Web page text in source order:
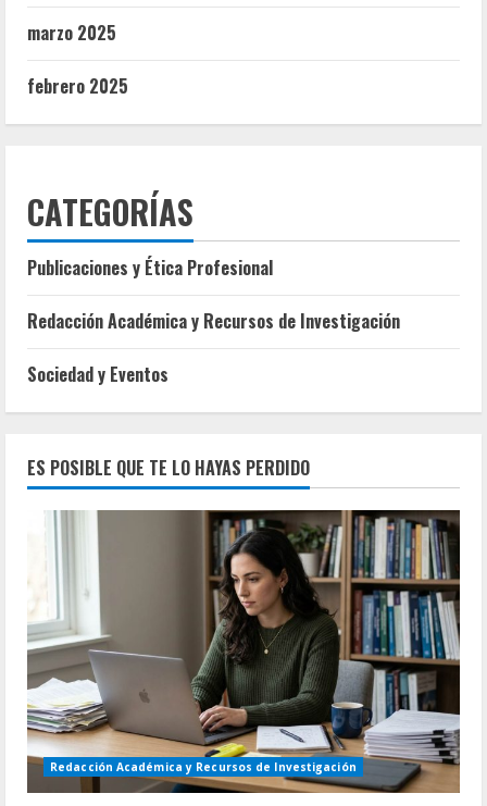
marzo 2025
febrero 2025
CATEGORÍAS
Publicaciones y Ética Profesional
Redacción Académica y Recursos de Investigación
Sociedad y Eventos
ES POSIBLE QUE TE LO HAYAS PERDIDO
Redacción Académica y Recursos de Investigación